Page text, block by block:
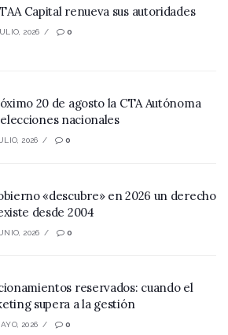
Capital renueva sus autoridades
2026 0
20 de agosto la CTA Autónoma
nacionales
2026 0
«descubre» en 2026 un derecho
desde 2004
2026 0
reservados: cuando el
supera a la gestión
2026 0